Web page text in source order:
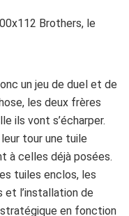
un jeu de duel et de
les deux frères
ils vont s’écharper.
tour une tuile
à celles déjà posées.
tuiles enclos, les
et l’installation de
en fonction